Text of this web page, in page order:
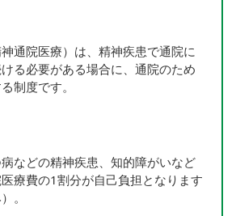
通院医療）は、精神疾患で通院に
る必要がある場合に、通院のため
制度です。
などの精神疾患、知的障がいなど
療費の1割分が自己負担となります
。